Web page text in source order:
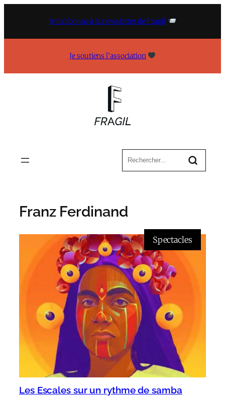
Je m’abonne à la newsletter de Fragil
Je soutiens l’association
Franz Ferdinand
Spectacles
Les Escales sur un rythme de samba